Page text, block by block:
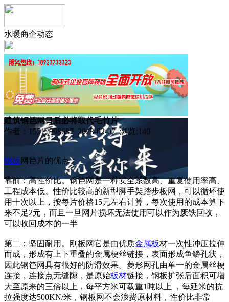
水暖商企动态
建筑钢笆网日后必将取代毛竹片
作者：15512998687 2023-02-07 浏览:140
钢板 网笆片的优点：
靠前：高性价比。钢笆网是一种安全系数高、重复使用率高、
工程成本低、性价比较高的新型脚手架踏步板网，可以循环使
用十次以上，按每片价格15元左右计算，每次使用的成本算下
来不足2元，而且一旦网片损坏无法使用可以作为废铁回收，
可以收回成本的一半
第二：坚固耐用。刚板网它是由优质金属板材一次性冲压拉伸
而成，形成有上下重叠的金属梗丝链接，表面形成鱼鳞孔状，
因此钢笆网具有很好的防滑效果。菱形网孔由单一的金属丝梗
连接，连接点无缝隙，是原始板材链接，钢板扩张后面积可增
大至原来的三倍以上，每平方米可载重1吨以上 ，每延米的抗
拉强度达500KN/米，钢板网不会浪费原材料，性价比非常